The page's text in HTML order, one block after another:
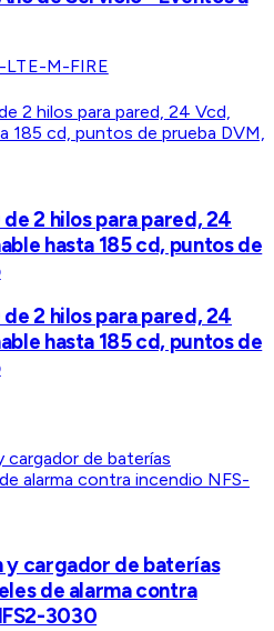
M-FIRE
2 hilos para pared, 24
hasta 185 cd, puntos de
2 hilos para pared, 24
hasta 185 cd, puntos de
y cargador de baterías
de alarma contra
3030